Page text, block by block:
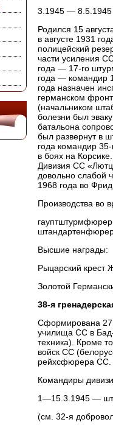
3.1945 —
Родился 15
в августе 1931
полицейский
части усиления
года — 17-го
года — командир
года назначен
германском
(начальником
болезни был
батальона
был развернут в
года командир
в боях на
Дивизия СС
довольно слабой
1968 года во
Производства во
Высшие награды:
Рыцарский крест
Золотой
38-я
Сформирована 27
училища СС в
техника). Кроме
войск СС
рейхсфюрера СС.
Командиры
1—15.3.1945 —
(см. 32-я